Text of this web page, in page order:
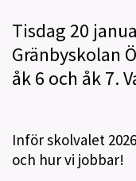
Tisdag 20
Gränbyskolan
åk 6 och åk 7.
Inför skolvalet
och hur vi jobbar!